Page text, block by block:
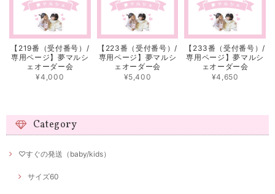
【219番（受付番号）/
専用ページ】夢マルシ
ェオーダー会
¥4,000
【223番（受付番号）/
専用ページ】夢マルシ
ェオーダー会
¥5,400
【233番（受付番号）/
専用ページ】夢マルシ
ェオーダー会
¥4,650
Category
♡すぐの発送（baby/kids）
サイズ60